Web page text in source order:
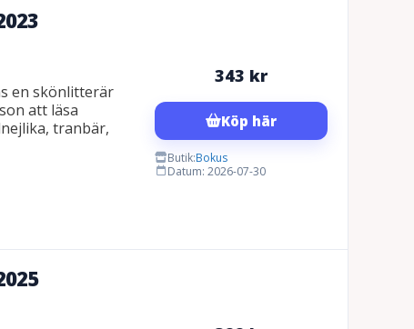
en skönlitterär
att läsa
tranbär,
343 kr
Köp här
Butik:Bokus
Datum: 2026-07-30